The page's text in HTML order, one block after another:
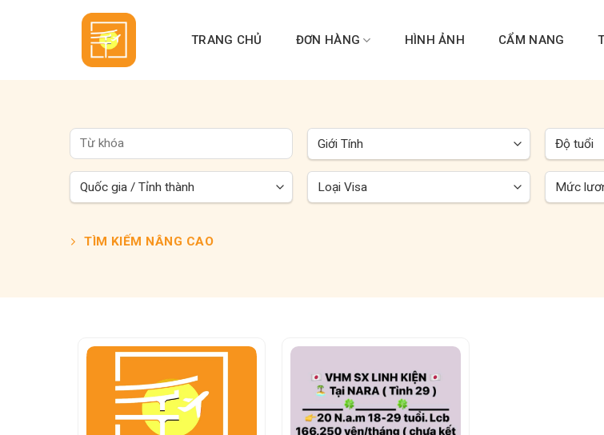
TRANG CHỦ ĐƠN HÀNG HÌNH ẢNH CẨM NANG
TÌM KIẾM NÂNG CAO